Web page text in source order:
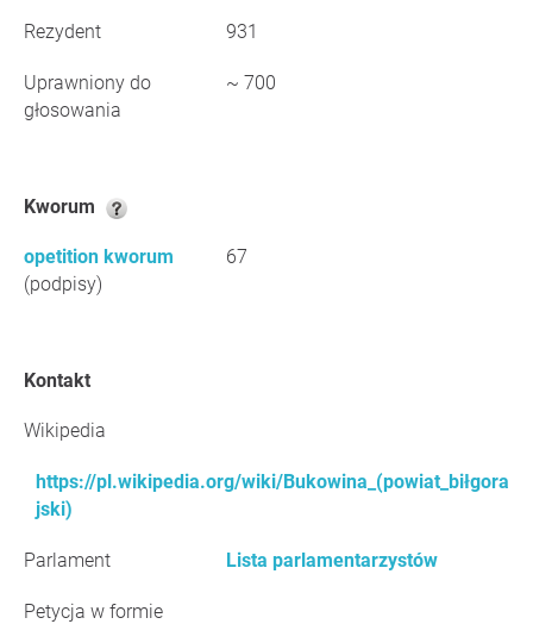
Rezydent 931
Uprawniony do
głosowania
~ 700
Kworum
opetition kworum
(podpisy)
67
Kontakt
Wikipedia
https://pl.wikipedia.org/wiki/Bukowina_(powiat_biłgora
jski)
Parlament Lista parlamentarzystów
Petycja w formie